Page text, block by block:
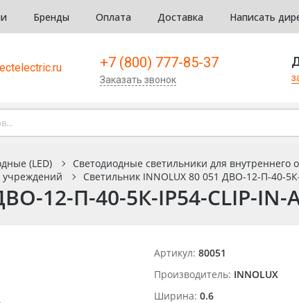
Бренды Оплата Доставка Написать
+7 (800) 777-85-37
Заказать звонок
(LED) Светодиодные светильники для внутреннего
Светильник INNOLUX 80 051 ДВО-12-П-40-
12-П-40-5К-IP54-CLIP-IN-
Артикул: 80051
Производитель: INNOLUX
Ширина: 0.6